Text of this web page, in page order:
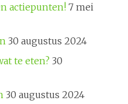
actiepunten! 7 mei
30 augustus 2024
te eten? 30
30 augustus 2024